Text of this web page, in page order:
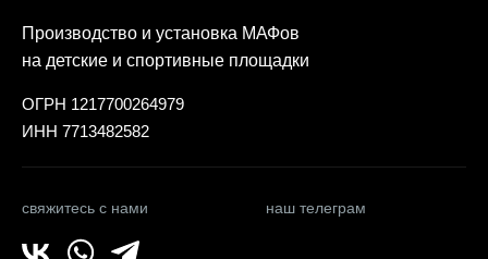
Производство и установка МАФов
на детские и спортивные площадки
ОГРН 1217700264979
ИНН 7713482582
свяжитесь с нами наш телеграм